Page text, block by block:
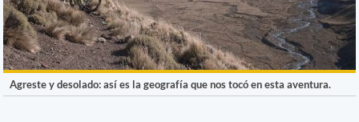
Agreste y desolado: así es la geografía que nos tocó en esta aventura.